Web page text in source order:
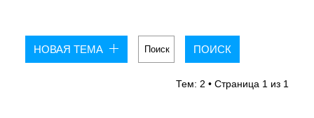
НОВАЯ ТЕМА
Тем: 2 • Страница 1из 1